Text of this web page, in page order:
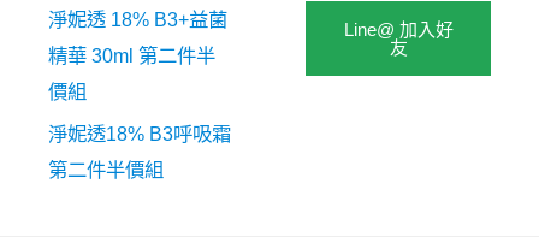
淨妮透 18% B3+益菌
精華 30ml 第二件半
價組
淨妮透18% B3呼吸霜
第二件半價組
Line@ 加入好
友